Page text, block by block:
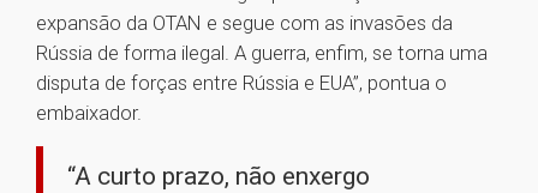
expansão da OTAN e segue com as invasões da
Rússia de forma ilegal. A guerra, enfim, se torna uma
disputa de forças entre Rússia e EUA”, pontua o
embaixador.
“A curto prazo, não enxergo